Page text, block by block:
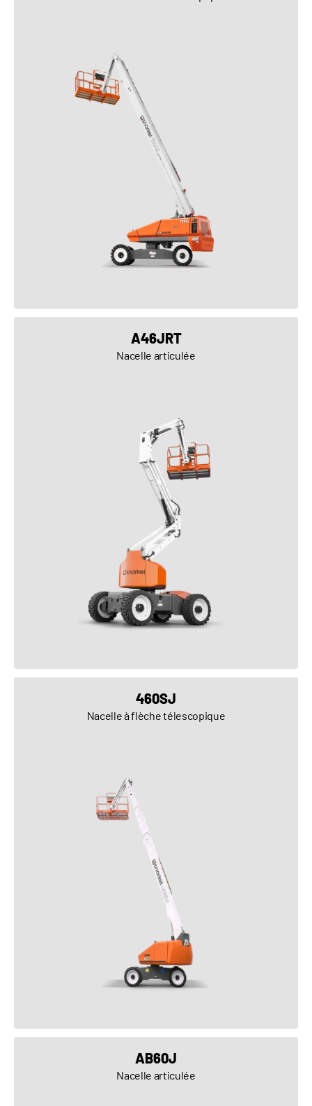
A46JRT
Nacelle articulée
460SJ
Nacelle à flèche télescopique
AB60J
Nacelle articulée